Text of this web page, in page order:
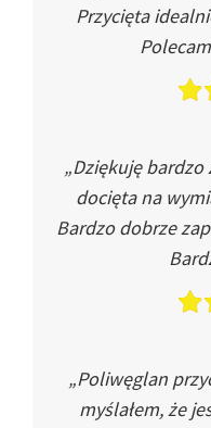
Przycięta
„Dziękuję bardzo
docięta na
Bardzo dobrze
„Poliwęglan
myślałem, że